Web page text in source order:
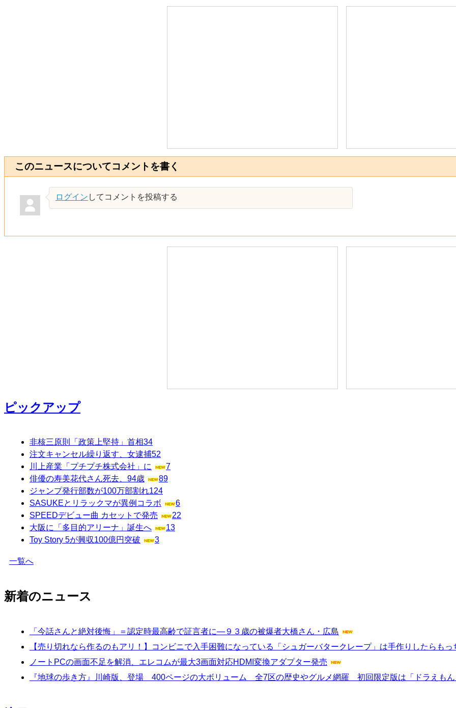
このニュースについてコメントを書く
ログイン してコメントを投稿する
ピックアップ
非核三原則「政策上堅持」首相34
注文キャンセル繰り返す、女逮捕52
川上産業「プチプチ株式会社」に
7
俳優の寿美花代さん死去、94歳
89
ジャンプ発行部数が100万部割れ124
SASUKEとリラックマが異例コラボ
6
SPEEDデビュー曲 カセットで発売
22
大阪に「多目的アリーナ」誕生へ
13
Toy Story 5が興収100億円突破
3
一覧へ
新着のニュース
「今話さんと絶対後悔」＝認定時最高齢で証言者に―９３歳の被爆者大橋さん・広島
【売り切れなら作るのもアリ！】コンビニで入手困難になっている「シュガーバタークレープ」は手作りしたらも
ノートPCの画面不足を解消、エレコムが最大3画面対応HDMI変換アダプター発売
『地球の歩き方』川崎版、登場 400ページの大ボリューム 全7区の歴史やグルメ網羅 初回限定版は「ドラえも